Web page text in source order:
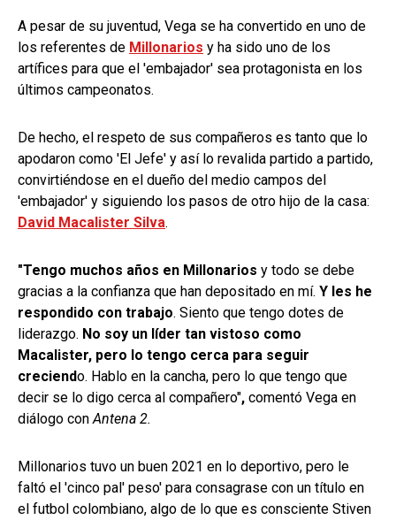
A pesar de su juventud, Vega se ha convertido en uno de
los referentes de Millonarios y ha sido uno de los
artífices para que el 'embajador' sea protagonista en los
últimos campeonatos.
De hecho, el respeto de sus compañeros es tanto que lo
apodaron como 'El Jefe' y así lo revalida partido a partido,
convirtiéndose en el dueño del medio campos del
'embajador' y siguiendo los pasos de otro hijo de la casa:
David Macalister Silva.
"Tengo muchos años en Millonarios y todo se debe
gracias a la confianza que han depositado en mí. Y les he
respondido con trabajo. Siento que tengo dotes de
liderazgo. No soy un líder tan vistoso como
Macalister, pero lo tengo cerca para seguir
creciendo. Hablo en la cancha, pero lo que tengo que
decir se lo digo cerca al compañero", comentó Vega en
diálogo con Antena 2.
Millonarios tuvo un buen 2021 en lo deportivo, pero le
faltó el 'cinco pal' peso' para consagrase con un título en
el futbol colombiano, algo de lo que es consciente Stiven